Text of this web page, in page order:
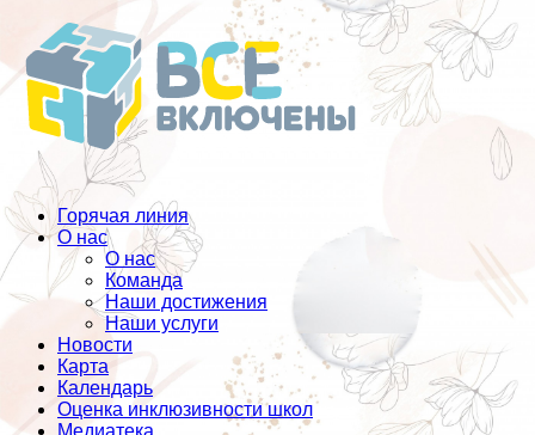
Горячая линия
О нас
О нас
Команда
Наши достижения
Наши услуги
Новости
Карта
Календарь
Оценка инклюзивности школ